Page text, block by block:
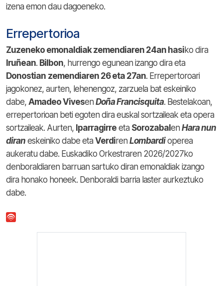
izena emon dau dagoeneko.
Errepertorioa
Zuzeneko emonaldiak zemendiaren 24an hasiko dira
Iruñean. Bilbon, hurrengo egunean izango dira eta
Donostian zemendiaren 26 eta 27an. Errepertoroari
jagokonez, aurten, lehenengoz, zarzuela bat eskeiniko
dabe, Amadeo Vivesen Doña Francisquita. Bestelakoan,
errepertorioan beti egoten dira euskal sortzaileak eta opera
sortzaileak. Aurten, Iparragirre eta Sorozabal en Hara nun
diran eskeiniko dabe eta Verdiren Lombardioperea
aukeratu dabe. Euskadiko Orkestraren 2026/2027ko
denboraldiaren barruan sartuko diran emonaldiak izango
dira honako honeek. Denboraldi barria laster aurkeztuko
dabe.